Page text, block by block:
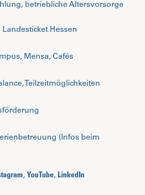
betriebliche Altersvorsorge
Landesticket Hessen
Mensa, Cafés
Teilzeitmöglichkeiten
(Infos beim
, YouTube, LinkedIn